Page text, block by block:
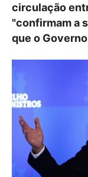
circulação
"confirmam a
que o